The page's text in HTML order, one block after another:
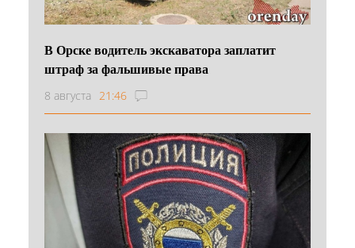
В Орске водитель экскаватора заплатит
штраф за фальшивые права
8 августа 21:46